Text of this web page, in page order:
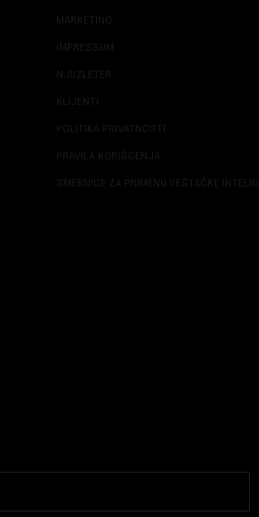
MARKETING
IMPRESSUM
NJUZLETER
KLIJENTI
POLITIKA PRIVATNOSTI
PRAVILA KORIŠĆENJA
SMERNICE ZA PRIMENU VEŠTAČKE